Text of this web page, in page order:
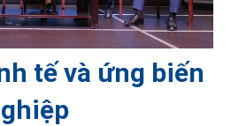
tế và ứng biến